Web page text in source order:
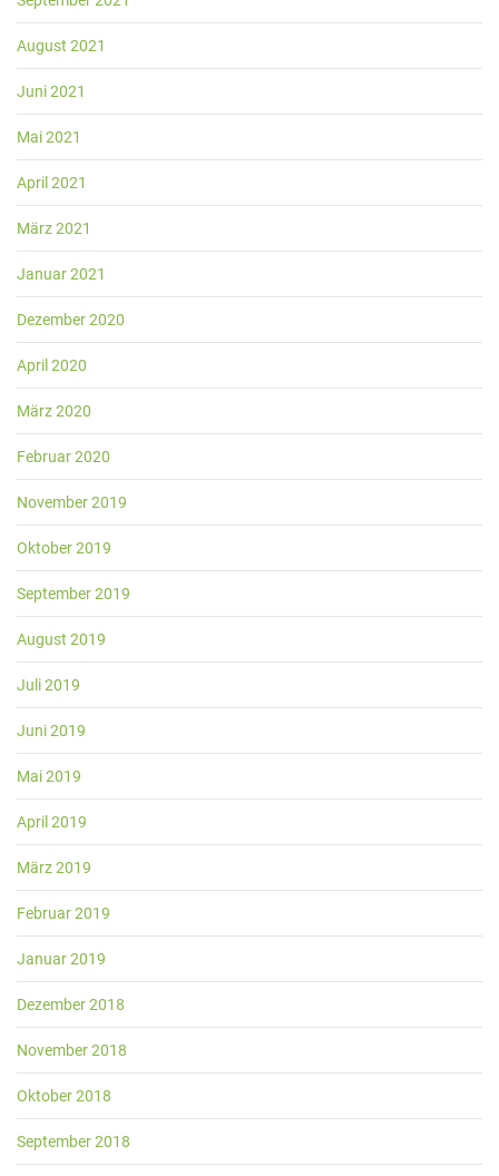
August 2021
Juni 2021
Mai 2021
April 2021
März 2021
Januar 2021
Dezember 2020
April 2020
März 2020
Februar 2020
November 2019
Oktober 2019
September 2019
August 2019
Juli 2019
Juni 2019
Mai 2019
April 2019
März 2019
Februar 2019
Januar 2019
Dezember 2018
November 2018
Oktober 2018
September 2018